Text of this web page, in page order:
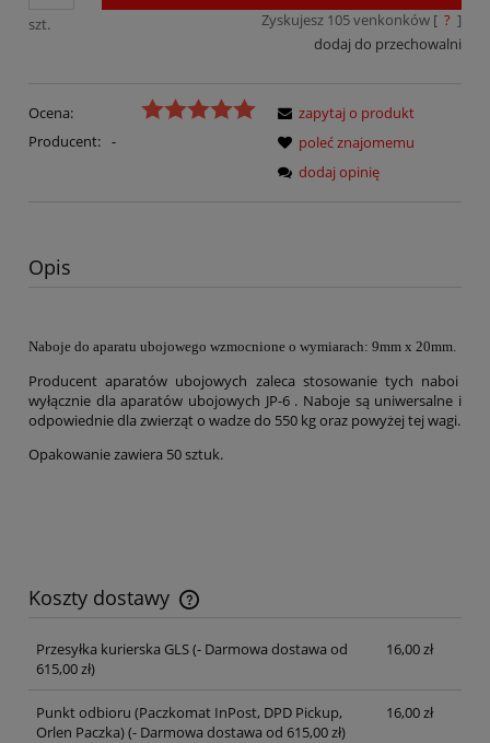
szt. Zyskujesz 105venkonków [ ? ]
dodaj do przechowalni
Ocena:
Producent: -
zapytaj o produkt
poleć znajomemu
dodaj opinię
Opis
Naboje do aparatu ubojowego wzmocnione o wymiarach: 9mm x 20mm.
Producent aparatów ubojowych zaleca stosowanie tych naboi
wyłącznie dla aparatów ubojowych JP-6 . Naboje są uniwersalne i
odpowiednie dla zwierząt o wadze do 550 kg oraz powyżej tej wagi.
Opakowanie zawiera 50 sztuk.
Koszty dostawy
Cena nie zawiera ewentualnych kosztów płatności
Przesyłka kurierska GLS(- Darmowa dostawa od
615,00 zł)
16,00 zł
Punkt odbioru (Paczkomat InPost, DPD Pickup,
Orlen Paczka)(- Darmowa dostawa od 615,00 zł)
16,00 zł